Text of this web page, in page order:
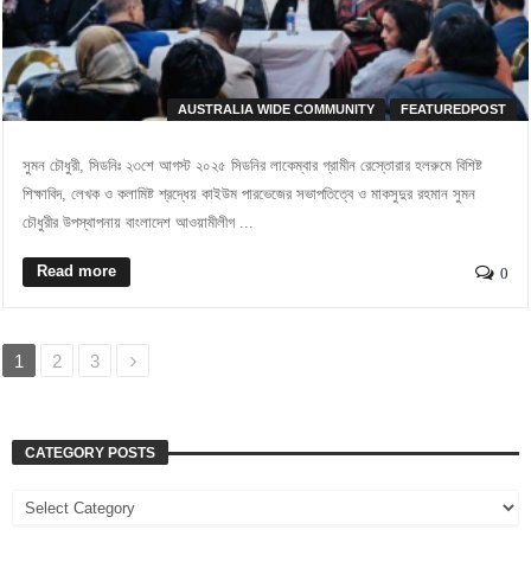
AUSTRALIA WIDE COMMUNITY FEATUREDPOST
সুমন চৌধুরী, সিডনিঃ ২৩শে আগস্ট ২০২৫ সিডনির লাকেম্বার গ্রামীন রেস্তোরার হলরুমে বিশিষ্ট
শিক্ষাবিদ, লেখক ও কলামিষ্ট শ্রদ্ধেয় কাইউম পারভেজের সভাপতিত্বে ও মাকসুদুর রহমান সুমন
চৌধুরীর উপস্থাপনায় বাংলাদেশ আওয়ামীলীগ ...
Read more 0
1 2 3
CATEGORY POSTS